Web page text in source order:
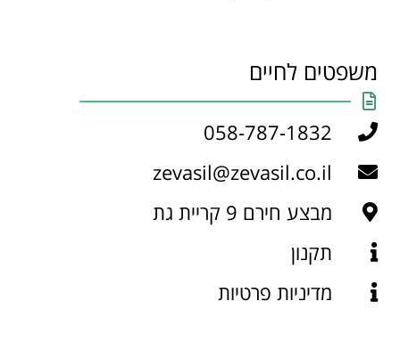
משפטים לחיים
058-787-1832
zevasil@zevasil.co.il
מבצע חירם 9 קריית גת
תקנון
מדיניות פרטיות